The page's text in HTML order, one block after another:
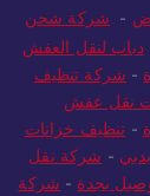
- شركة شحن
دباب لنقل العفش
- شركة تنظيف
نقل عفش
- تنظيف خزانات
- شركة نقل
بجدة - شركة